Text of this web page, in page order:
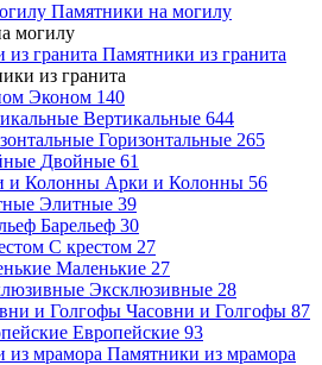
Памятники на могилу
могилу
Памятники из гранита
из гранита
Эконом 140
Вертикальные 644
Горизонтальные 265
Двойные 61
Арки и Колонны 56
Элитные 39
Барельеф 30
С крестом 27
Маленькие 27
Эксклюзивные 28
Часовни и Голгофы 87
Европейские 93
Памятники из мрамора